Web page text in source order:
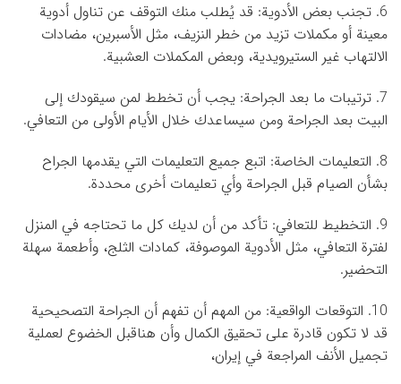
6. تجنب بعض الأدوية: قد يُطلب منك التوقف عن تناول أدوية
معينة أو مكملات تزيد من خطر النزيف، مثل الأسبرين، مضادات
الالتهاب غير الستيرويدية، وبعض المكملات العشبية.
7. ترتيبات ما بعد الجراحة: يجب أن تخطط لمن سيقودك إلى
البيت بعد الجراحة ومن سيساعدك خلال الأيام الأولى من التعافي.
8. التعليمات الخاصة: اتبع جميع التعليمات التي يقدمها الجراح
بشأن الصيام قبل الجراحة وأي تعليمات أخرى محددة.
9. التخطيط للتعافي: تأكد من أن لديك كل ما تحتاجه في المنزل
لفترة التعافي، مثل الأدوية الموصوفة، كمادات الثلج، وأطعمة سهلة
التحضير.
10. التوقعات الواقعية: من المهم أن تفهم أن الجراحة التصحيحية
قد لا تكون قادرة على تحقيق الكمال وأن هناقبل الخضوع لعملية
تجميل الأنف المراجعة في إيران،